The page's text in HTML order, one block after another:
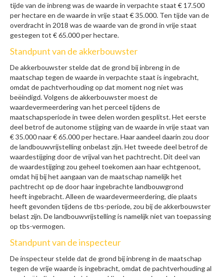
tijde van de inbreng was de waarde in verpachte staat € 17.500
per hectare en de waarde in vrije staat € 35.000. Ten tijde van de
overdracht in 2018 was de waarde van de grond in vrije staat
gestegen tot € 65.000 per hectare.
Standpunt van de akkerbouwster
De akkerbouwster stelde dat de grond bij inbreng in de
maatschap tegen de waarde in verpachte staat is ingebracht,
omdat de pachtverhouding op dat moment nog niet was
beëindigd. Volgens de akkerbouwster moest de
waardevermeerdering van het perceel tijdens de
maatschapsperiode in twee delen worden gesplitst. Het eerste
deel betrof de autonome stijging van de waarde in vrije staat van
€ 35.000 naar € 65.000 per hectare. Haar aandeel daarin zou door
de landbouwvrijstelling onbelast zijn. Het tweede deel betrof de
waardestijging door de vrijval van het pachtrecht. Dit deel van
de waardestijging zou geheel toekomen aan haar echtgenoot,
omdat hij bij het aangaan van de maatschap namelijk het
pachtrecht op de door haar ingebrachte landbouwgrond
heeft ingebracht. Alleen de waardevermeerdering, die plaats
heeft gevonden tijdens de tbs-periode, zou bij de akkerbouwster
belast zijn. De landbouwvrijstelling is namelijk niet van toepassing
op tbs-vermogen.
Standpunt van de inspecteur
De inspecteur stelde dat de grond bij inbreng in de maatschap
tegen de vrije waarde is ingebracht, omdat de pachtverhouding al